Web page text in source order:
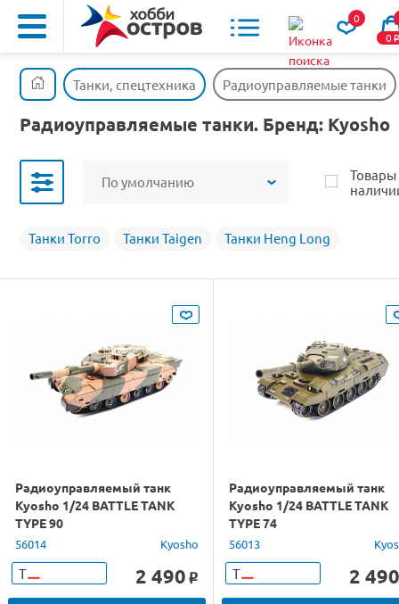
0
0o
Танки, спецтехника Радиоуправляемые танки
Радиоуправляемые танки. Бренд: Kyosho
По умолчанию
Товары
Танки Torro Танки Taigen Танки Heng Long
Радиоуправляемый танк
Kyosho 1/24 BATTLE TANK
TYPE 90
56014 Kyosho
Т 2 490 o
Радиоуправляемый танк
Kyosho 1/24 BATTLE TANK
TYPE 74
56013
Т 2 490